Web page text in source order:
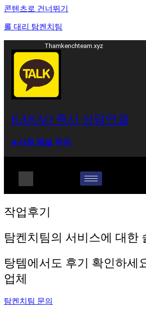
콘텐츠로 건너뛰기
롤 대리 탐켄치팀
Thamkenchteam.xyz
KAKAO 즉시 상담연결
⁕사칭 채널 주의
작업후기
탐켄치팀의 서비스에 대한
탕템에서도 후기 확인하세
업체
탐켄치팀 문의